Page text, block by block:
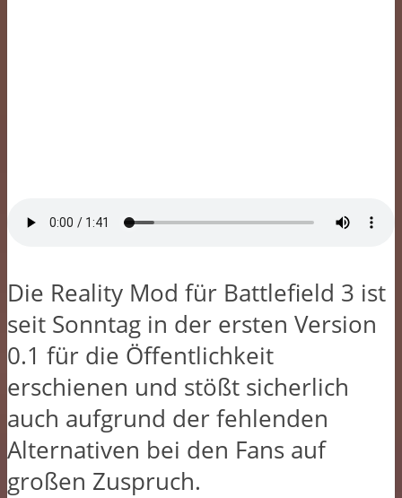
Die Reality Mod für Battlefield 3 ist
seit Sonntag in der ersten Version
0.1 für die Öffentlichkeit
erschienen und stößt sicherlich
auch aufgrund der fehlenden
Alternativen bei den Fans auf
großen Zuspruch.